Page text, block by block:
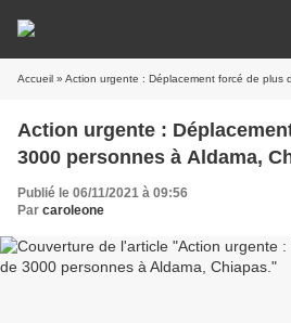
Accueil » Action urgente : Déplacement forcé de plus de
Action urgente :
3000 personnes à Aldama,
Publié le 06/11/2021 à 09:56
Par caroleone